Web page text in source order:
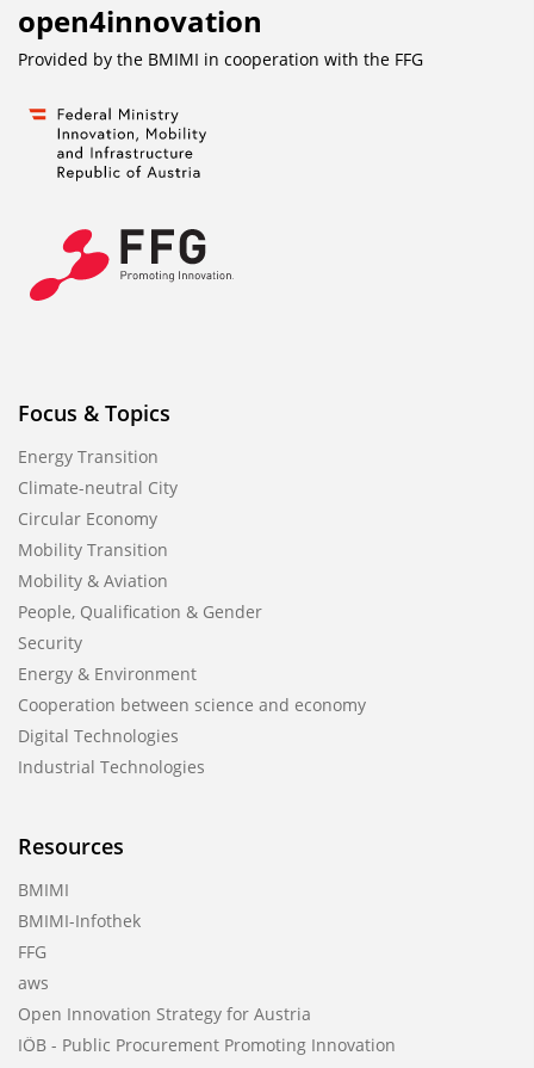
open4innovation
Provided by the BMIMI in cooperation with the FFG
Focus & Topics
Energy Transition
Climate-neutral City
Circular Economy
Mobility Transition
Mobility & Aviation
People, Qualification & Gender
Security
Energy & Environment
Cooperation between science and economy
Digital Technologies
Industrial Technologies
Resources
BMIMI
BMIMI-Infothek
FFG
aws
Open Innovation Strategy for Austria
IÖB - Public Procurement Promoting Innovation